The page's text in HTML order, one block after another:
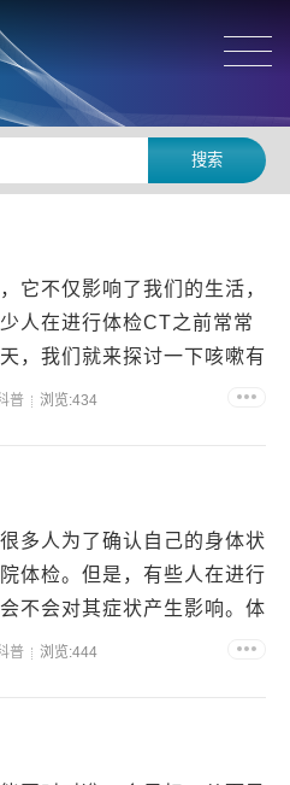
它不仅影响了我们的生活，
人在进行体检CT之前常常
，我们就来探讨一下咳嗽有
痰会影响体检CT吗？在进
普 浏览:434
多人为了确认自己的身体状
体检。但是，有些人在进行
不会对其症状产生影响。体
在体检前吃药，希望能够控
普 浏览:444